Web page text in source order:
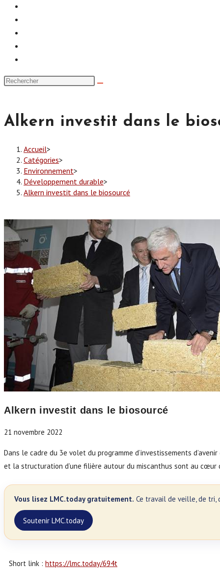
Alkern investit dans le
Accueil>
Catégories>
Environnement>
Développement durable>
Alkern investit dans le biosourcé
Alkern investit dans le biosourcé
21 novembre 2022
Dans le cadre du 3e volet du programme d’investissements
et la structuration d’une filière autour du miscanthus sont au cœur
Vous lisez LMC.today gratuitement. Ce travail de veille, de tri,
Soutenir LMC.today
Short link : https://lmc.today/694t